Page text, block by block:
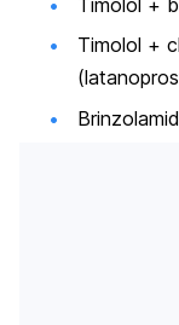
Timolol +
Timolol +